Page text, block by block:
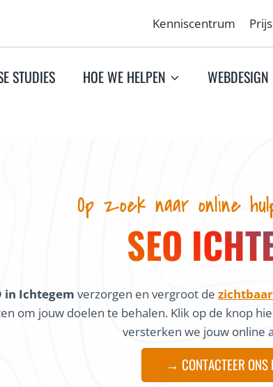
Kenniscentrum
STUDIES HOE WE HELPEN WEBDESIGN
Op zoek naar online
SEO
in Ichtegem verzorgen en vergroot de
om jouw doelen te behalen. Klik op de knop
versterken we jouw online
→ CONTACTEER